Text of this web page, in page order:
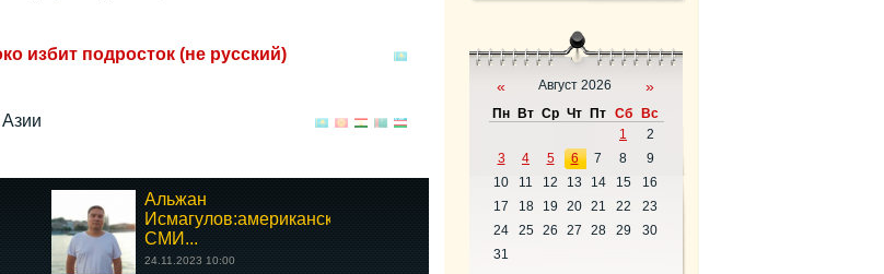
избит подросток (не русский)
Альжан
Исмагулов:американское
СМИ...
24.11.2023 10:00
« Август 2026 »
Пн Вт Ср Чт Пт Сб
Вс
1
2
3
4 5 6 7 8
9
10
11 12 13 14 15
16
17
18 19 20 21 22
23
24
25 26 27 28 29
30
31